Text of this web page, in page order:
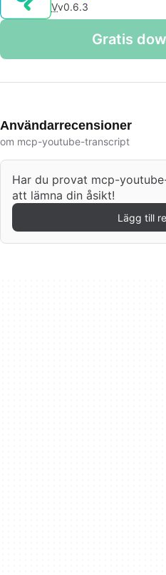
Vv0.6.3
Gratis
Användarrecensioner
om mcp-youtube-transcript
Har du provat mcp-
att lämna din åsikt!
Lägg till